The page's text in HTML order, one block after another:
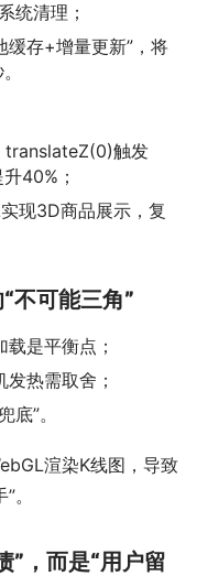
统清理；
缓存+增量更新”，将
translateZ(0)触发
40%；
现3D商品展示，复
不可能三角”
载是平衡点；
发热需取舍；
底”。
渲染K线图，导致
。
”，而是“用户留